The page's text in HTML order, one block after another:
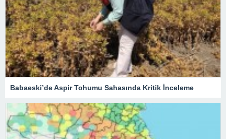
Babaeski’de Aspir Tohumu Sahasında Kritik İnceleme